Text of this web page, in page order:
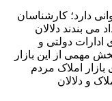
دارد؛ کارشناسان
می بندند دلالان
ادارات دولتی و
مهمی از این بازار
املاک مردم
و دلالان